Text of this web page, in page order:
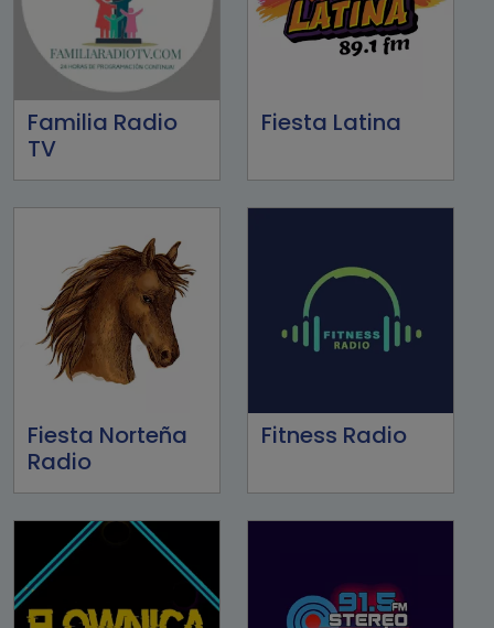
Familia Radio
TV
Fiesta Latina
Fiesta Norteña
Radio
Fitness Radio